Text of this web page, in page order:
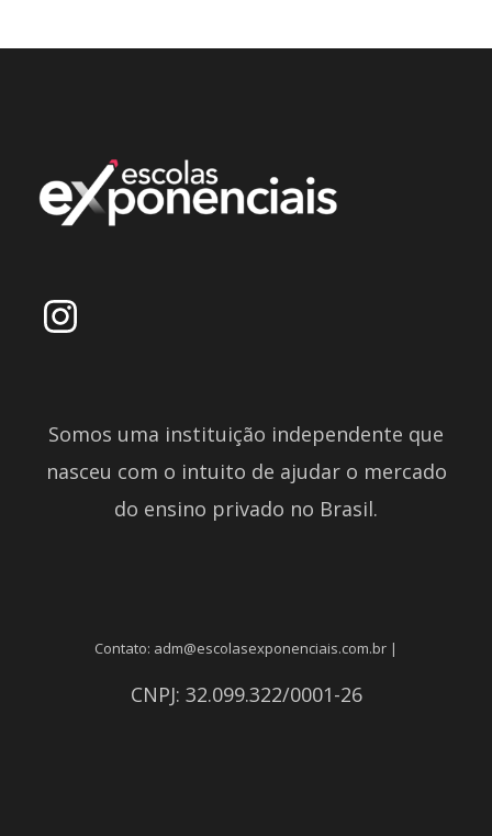
Somos uma instituição independente que
nasceu com o intuito de ajudar o mercado
do ensino privado no Brasil.
Contato: adm@escolasexponenciais.com.br |
CNPJ: 32.099.322/0001-26